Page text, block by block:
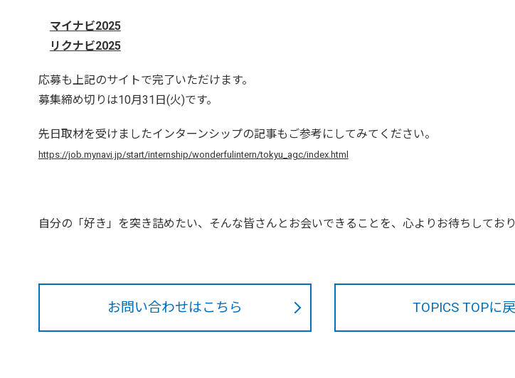
マイナビ2025
リクナビ2025
応募も上記のサイトで完了いただけます。
募集締め切りは10月31日(火)です。
先日取材を受けましたインターンシップの記事もご参考にしてみてください。
https://job.mynavi.jp/start/internship/wonderfulintern/tokyu_agc/index.html
自分の「好き」を突き詰めたい、そんな皆さんとお会いできることを、心よりお待ちしており
お問い合わせはこちら TOPICS TOPに